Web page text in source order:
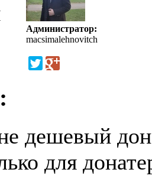
Администратор:
macsimalehnovitch
дешевый
для